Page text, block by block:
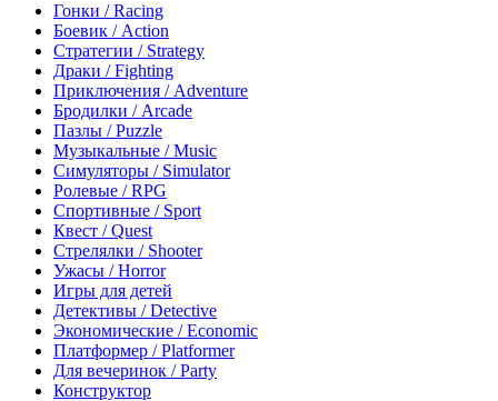
Гонки / Racing
Боевик / Action
Стратегии / Strategy
Драки / Fighting
Приключения / Adventure
Бродилки / Arcade
Пазлы / Puzzle
Музыкальные / Music
Симуляторы / Simulator
Ролевые / RPG
Спортивные / Sport
Квест / Quest
Стрелялки / Shooter
Ужасы / Horror
Игры для детей
Детективы / Detective
Экономические / Economic
Платформер / Platformer
Для вечеринок / Party
Конструктор